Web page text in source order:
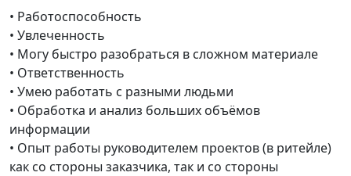
• Работоспособность
• Увлеченность
• Могу быстро разобраться в сложном материале
• Ответственность
• Умею работать с разными людьми
• Обработка и анализ больших объёмов
информации
• Опыт работы руководителем проектов (в ритейле)
как со стороны заказчика, так и со стороны